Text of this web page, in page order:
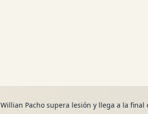
Willian Pacho supera lesión y llega a la final